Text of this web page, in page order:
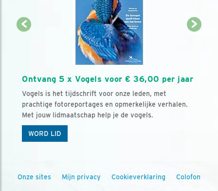
Ontvang 5 x Vogels voor € 36,00 per jaar
Vogels is het tijdschrift voor onze leden, met
prachtige fotoreportages en opmerkelijke verhalen.
Met jouw lidmaatschap help je de vogels.
WORD LID
Onze sites Mijn privacy Cookieverklaring Colofon